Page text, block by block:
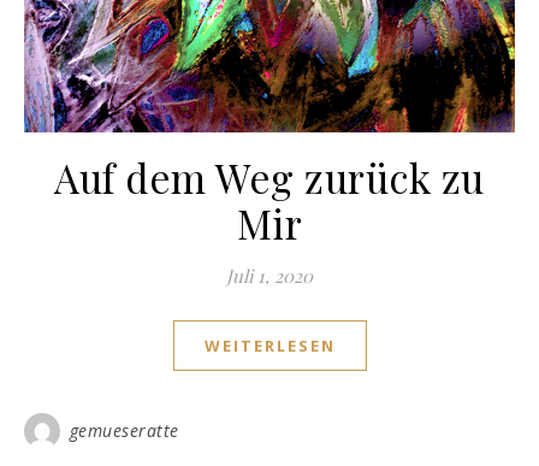
Auf dem Weg zurück zu
Mir
Juli 1, 2020
WEITERLESEN
gemueseratte